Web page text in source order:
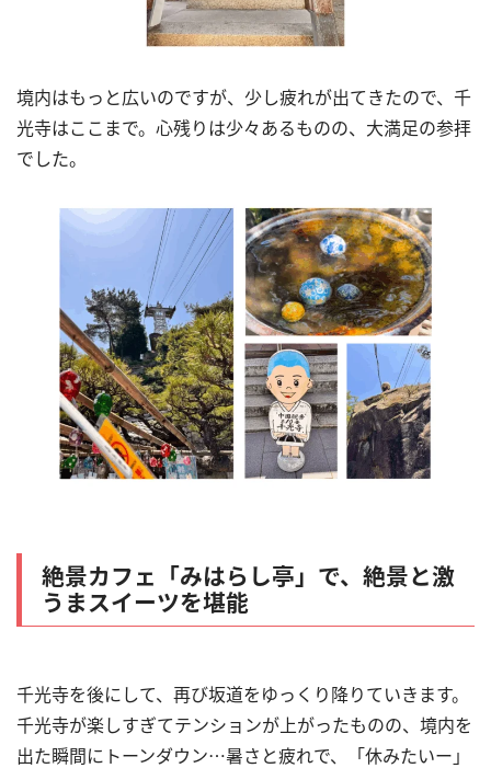
境内はもっと広いのですが、少し疲れが出てきたので、千
光寺はここまで。心残りは少々あるものの、大満足の参拝
でした。
絶景カフェ「みはらし亭」で、絶景と激
うまスイーツを堪能
千光寺を後にして、再び坂道をゆっくり降りていきます。
千光寺が楽しすぎてテンションが上がったものの、境内を
出た瞬間にトーンダウン…暑さと疲れで、「休みたいー」